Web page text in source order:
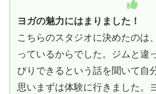
ヨガの魅力にはまりました！
こちらのスタジオに決めたのは
っているからでした。ジムと違
びりできるという話を聞いて自
思いまずは体験に行きました。